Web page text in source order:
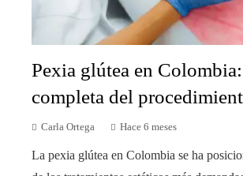
Pexia glútea en
completa del
Carla Ortega Hace 6 meses
La pexia glútea en Colombia se ha